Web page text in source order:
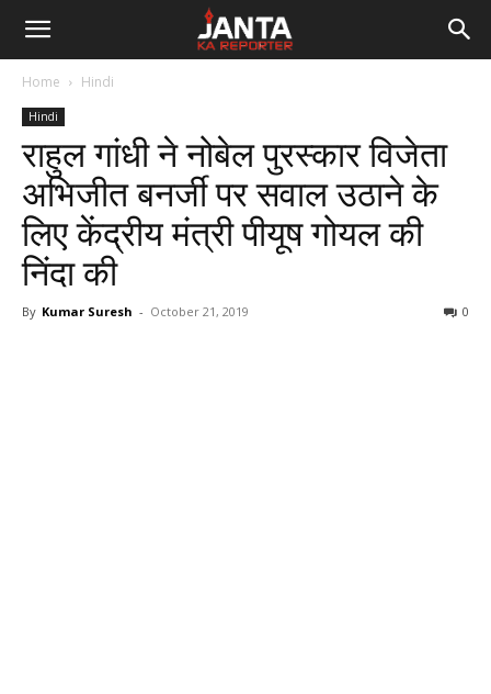
Janta
Reporter
Home Hindi
Hindi
राहुल गांधी ने नोबेल पुरस्कार विजेता
अभिजीत बनर्जी पर सवाल उठाने के
लिए केंद्रीय मंत्री पीयूष गोयल की
निंदा की
By Kumar Suresh - October 21, 2019 0